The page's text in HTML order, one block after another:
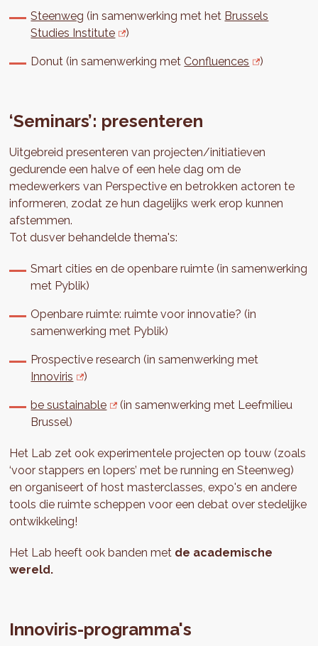
Steenweg (in samenwerking met het Brussels
Studies Institute
)
Donut (in samenwerking metConfluences )
‘Seminars’: presenteren
Uitgebreid presenteren van projecten/initiatieven
gedurende een halve of een hele dag om de
medewerkers van Perspective en betrokken actoren te
informeren, zodat ze hun dagelijks werk erop kunnen
afstemmen.
Tot dusver behandelde thema's:
Smart cities en de openbare ruimte (in samenwerking
met Pyblik)
Openbare ruimte: ruimte voor innovatie? (in
samenwerking met Pyblik)
Prospective research (in samenwerking met
Innoviris
)
be sustainable
(in samenwerking met Leefmilieu
Brussel)
Het Lab zet ook experimentele projecten op touw (zoals
‘voor stappers en lopers’ met be running en Steenweg)
en organiseert of host masterclasses, expo's en andere
tools die ruimte scheppen voor een debat over stedelijke
ontwikkeling!
Het Lab heeft ook banden met de academische
wereld.
Innoviris-programma's